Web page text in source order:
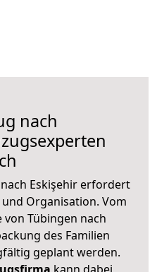
nach
Eskişehir erfordert
Organisation. Vom
Tübingen nach
des Familien
geplant werden.